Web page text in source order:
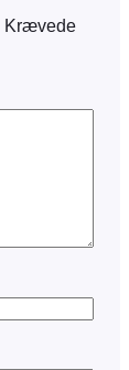
Krævede